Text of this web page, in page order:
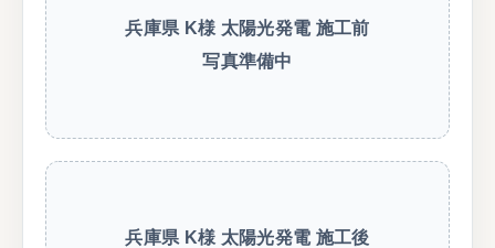
兵庫県 K様 太陽光発電 施工前
写真準備中
兵庫県 K様 太陽光発電 施工後